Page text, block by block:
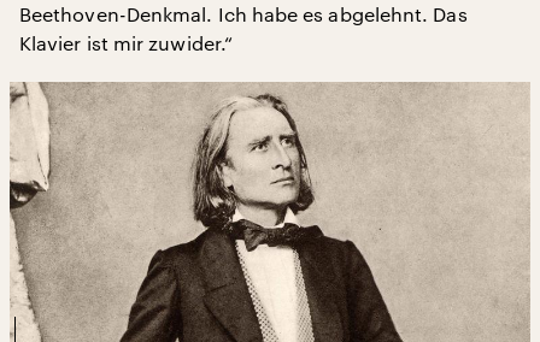
Beethoven-Denkmal. Ich habe es abgelehnt. Das
Klavier ist mir zuwider.“